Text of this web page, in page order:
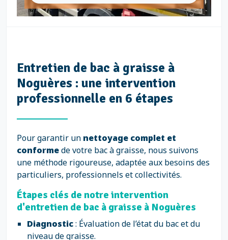
Entretien de bac à graisse à
Noguères : une intervention
professionnelle en 6 étapes
Pour garantir un nettoyage complet et
conformede votre bac à graisse, nous suivons
une méthode rigoureuse, adaptée aux besoins des
particuliers, professionnels et collectivités.
Étapes clés de notre intervention
d'entretien de bac à graisse à Noguères
Diagnostic: Évaluation de l’état du bac et du
niveau de graisse.